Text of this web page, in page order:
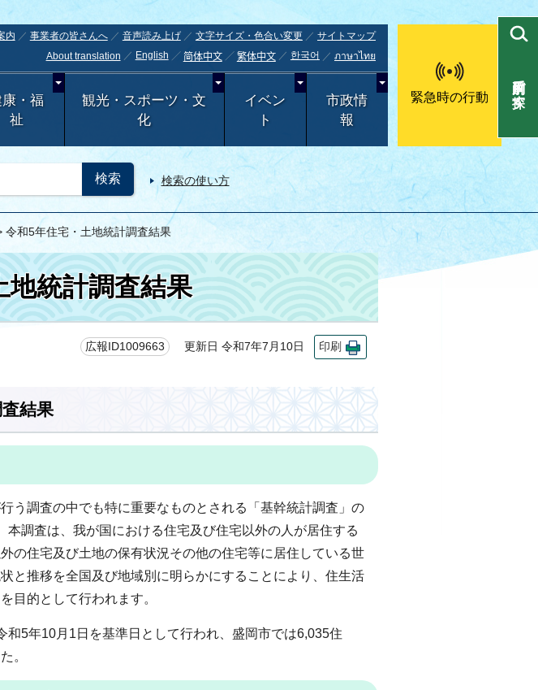
内 事業者の皆さんへ 音声読み上げ 文字サイズ・色合い変更
サイトマップ
About translation
English 简体中文 繁体中文 한국어 ภาษาไทย
康・福
祉
観光・スポーツ・文
化
イベン
ト
市政情
報
緊急時の行動
検索の使い方
目的別で探す
令和5年住宅・土地統計調査結果
地統計調査結果
広報ID1009663 更新日 令和7年7月10日 印刷
結果
う調査の中でも特に重要なものとされる「基幹統計調査」の
本調査は、我が国における住宅及び住宅以外の人が居住する
の住宅及び土地の保有状況その他の住宅等に居住している世
と推移を全国及び地域別に明らかにすることにより、住生活
目的として行われます。
和5年10月1日を基準日として行われ、盛岡市では6,035住
た。